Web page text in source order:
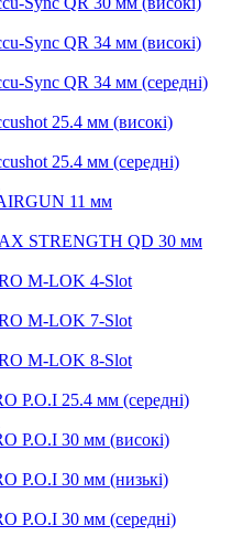
Sync QR 34 мм (високі)
Sync QR 34 мм (середні)
25.4 мм (високі)
25.4 мм (середні)
11 мм
STRENGTH QD 30 мм
M-LOK 4-Slot
M-LOK 7-Slot
M-LOK 8-Slot
P.O.I 25.4 мм (середні)
P.O.I 30 мм (високі)
P.O.I 30 мм (низькі)
P.O.I 30 мм (середні)